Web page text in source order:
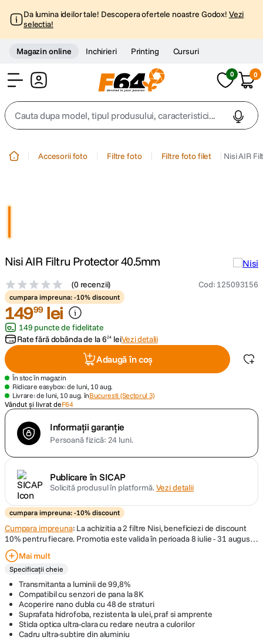
Da lumina ideilor tale! Descopera ofertele noastre Godox! Vezi
selectia!
Magazin online Inchirieri Printing Cursuri
0 0
Cauta dupa model, tipul produsului, caracteristici...
4. peak design
5. canon sx740 hs
6. lavaliera
7. sony fx
8. card memorie
9. dji mic mini
10. dji osmo
Accesorii foto Filtre foto Filtre foto filet Nisi AIR
Nisi AIR Filtru Protector 40.5mm
(0 recenzii) Cod: 125093156
cumpara impreuna: -10% discount
14999 lei
149 puncte de fidelitate
Rate fără dobânda de la624 leiVezi detalii
Adaugă în coș
În stoc în magazin
Ridicare easybox: de luni, 10 aug.
Livrare: de luni, 10 aug. înBucuresti (Sectorul 3)
Vândut și livrat deF64
Informații garanție
Persoană fizică: 24 luni.
Publicare în SICAP
Solicită produsul în platformă.Vezi detalii
cumpara impreuna: -10% discount
Cumpara impreuna: La achizitia a 2 filtre Nisi, beneficiezi de discount
10% pentru fiecare. Promotia este valida în perioada 8 iulie - 31 august
2026, în limita stocului disponibil. Reducerea se aplica exclusiv
produselor marcate cu "cumpara impreuna: -10% discount
nu se cumuleaza cu alte oferte, discount-uri sau vouchere. Compania îsi
rezerva dreptul de a modifica sau anula promotia în orice moment, fara
o notificare prealabila.
Mai mult
Specificații cheie
Transmitanta a luminii de 99,8%
Compatibil cu senzori de pana la 8K
Acoperire nano dubla cu 48 de straturi
Suprafata hidrofoba, rezistenta la ulei, praf si amprente
Sticla optica ultra-clara cu redare neutra a culorilor
Cadru ultra-subtire din aluminiu